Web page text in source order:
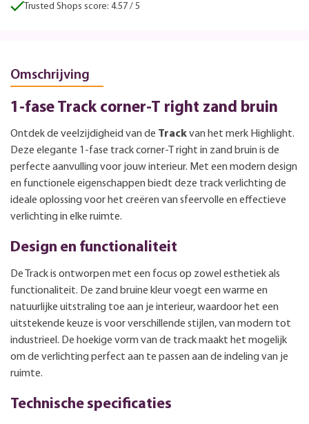
Trusted Shops score: 4.57 / 5
Omschrijving
1-fase Track corner-T right zand bruin
Ontdek de veelzijdigheid van de Trackvan het merk Highlight.
Deze elegante 1-fase track corner-T right in zand bruin is de
perfecte aanvulling voor jouw interieur. Met een modern design
en functionele eigenschappen biedt deze track verlichting de
ideale oplossing voor het creëren van sfeervolle en effectieve
verlichting in elke ruimte.
Design en functionaliteit
De Track is ontworpen met een focus op zowel esthetiek als
functionaliteit. De zand bruine kleur voegt een warme en
natuurlijke uitstraling toe aan je interieur, waardoor het een
uitstekende keuze is voor verschillende stijlen, van modern tot
industrieel. De hoekige vorm van de track maakt het mogelijk
om de verlichting perfect aan te passen aan de indeling van je
ruimte.
Technische specificaties